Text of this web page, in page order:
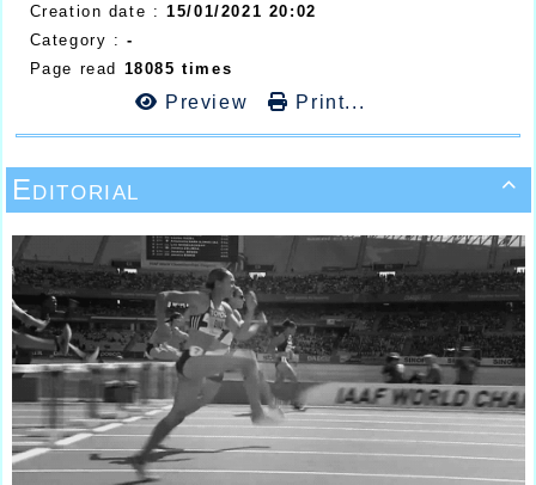
Creation date :15/01/2021 20:02
Category :-
Page read 18085 times
Preview Print...

Editorial